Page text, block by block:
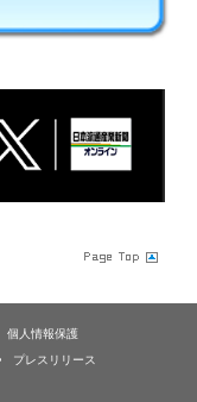
個人情報保護
プレスリリース